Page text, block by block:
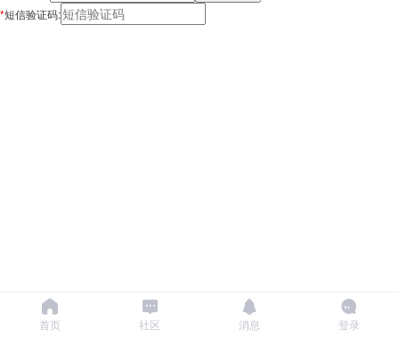
首页 社区 消息 登录
*短信验证码: